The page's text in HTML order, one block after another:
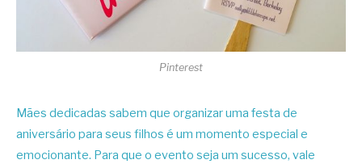
Pinterest
Mães dedicadas sabem que organizar uma festa de
aniversário para seus filhos é um momento especial e
emocionante. Para que o evento seja um sucesso, vale